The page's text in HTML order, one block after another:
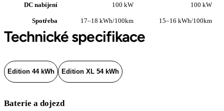
DC nabíjení 100 kW 100 kW
Spotřeba 17–18 kWh/100km 15–16 kWh/100km
Technické specifikace
Edition 44 kWh Edition XL 54 kWh
Baterie a dojezd